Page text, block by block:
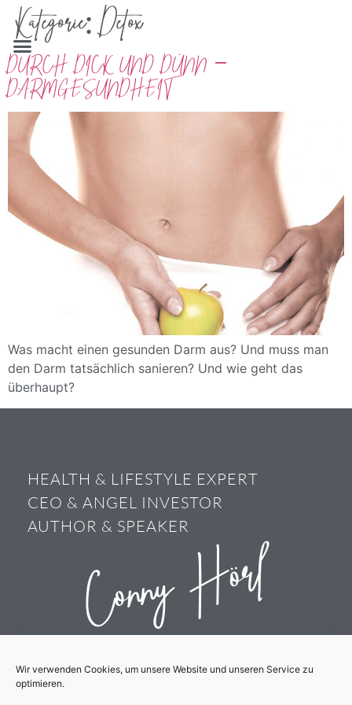
Wir verwenden Cookies, um unsere Website und unseren Service zu
optimieren.
Kategorie:Detox
DURCH DICK UND DÜNN –
DARMGESUNDHEIT
Was macht einen gesunden Darm aus? Und muss man
den Darm tatsächlich sanieren? Und wie geht das
überhaupt?
HEALTH & LIFESTYLE EXPERT
CEO & ANGEL INVESTOR
AUTHOR & SPEAKER
Conny Hörl